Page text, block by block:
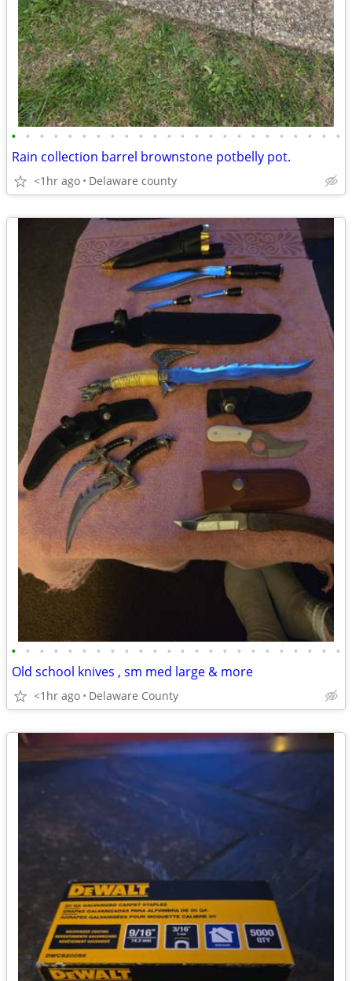
• • • • • • • • • • • • • • • • • • • • • • • •
Rain collection barrel brownstone potbelly pot.
<1hr ago Delaware county
• • • • • • • • • • • • • • • • • • • • • • • •
Old school knives , sm med large & more
<1hr ago Delaware County